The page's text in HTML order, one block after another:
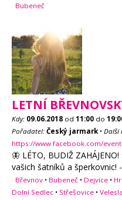
Bubeneč
LETNÍ
Kdy: 09.06.2018 od 11:00 do
Pořadatel: Český jarmark• Další
https://www.facebook.com/
🦋 LÉTO, BUDIŽ
vašich šatníků a šperkovnic! -
Břevnov • Bubeneč • Dejvice •
Dolní Sedlec • Střešovice •